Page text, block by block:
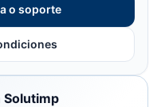
o soporte
Solutimp